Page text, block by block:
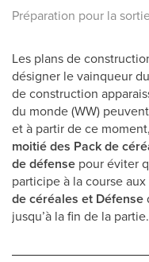
Préparation pour la
Les plans de
désigner le vainqueur
de construction
du monde (WW)
et à partir de ce
moitié des Pack de
de défense pour éviter
participe à la course
de céréales et Défense
jusqu’à la fin de la partie.